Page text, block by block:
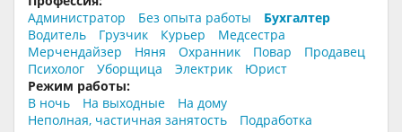
Администратор
Без опыта работы
Бухгалтер
Водитель
Грузчик Курьер
Медсестра
Мерчендайзер
Няня Охранник Повар
Продавец
Психолог
Уборщица Электрик
Юрист
Режим работы:
В ночь
На выходные
На дому
Неполная, частичная занятость
Подработка